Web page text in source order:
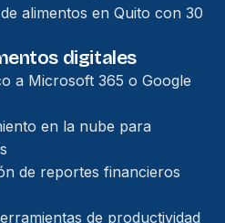
alimentos en Quito con 30
digitales
a Microsoft 365 o Google
en la nube para
de reportes financieros
de productividad